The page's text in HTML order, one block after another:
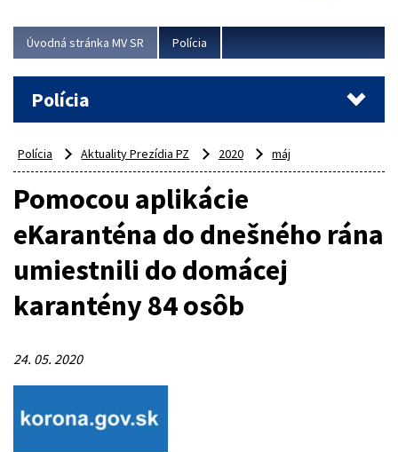
Úvodná stránka MV SR Polícia
Polícia
Polícia Aktuality Prezídia PZ 2020 máj
Pomocou aplikácie
eKaranténa do dnešného rána
umiestnili do domácej
karantény 84 osôb
24. 05. 2020